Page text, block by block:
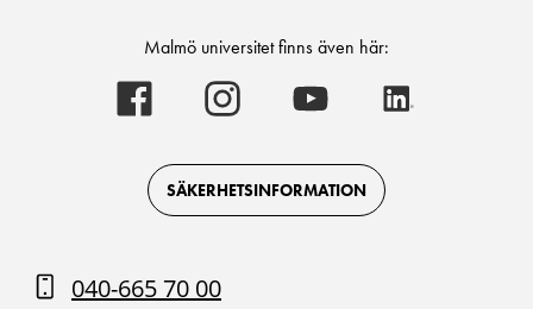
Malmö universitet finns även här:
Malmö
universitet
on
Facebook
Malmö
universitet
on
Instagram
Malmö
universitet
on
Youtube
SÄKERHETSINFORMATION
040-665 70 00